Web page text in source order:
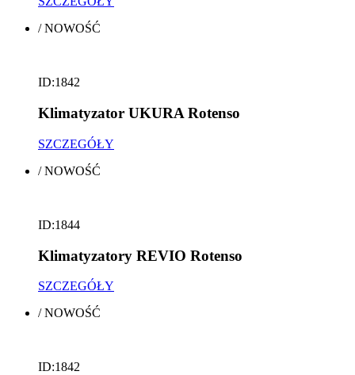
/NOWOŚĆ
ID:1842
Klimatyzator UKURA Rotenso
SZCZEGÓŁY
/NOWOŚĆ
ID:1844
Klimatyzatory REVIO Rotenso
SZCZEGÓŁY
/NOWOŚĆ
ID:1842